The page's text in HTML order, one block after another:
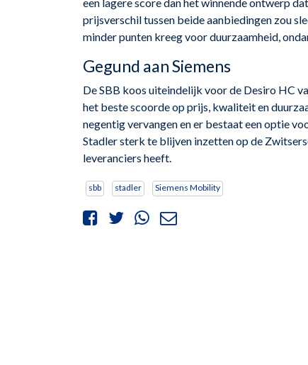
prijsverschil tussen beide aanbiedingen zou
minder punten kreeg voor duurzaamheid,
Gegund aan Siemens
De SBB koos uiteindelijk voor de Desiro HC
het beste scoorde op prijs, kwaliteit en
negentig vervangen en er bestaat een optie
Stadler sterk te blijven inzetten op de
leveranciers heeft.
sbb stadler Siemens Mobility